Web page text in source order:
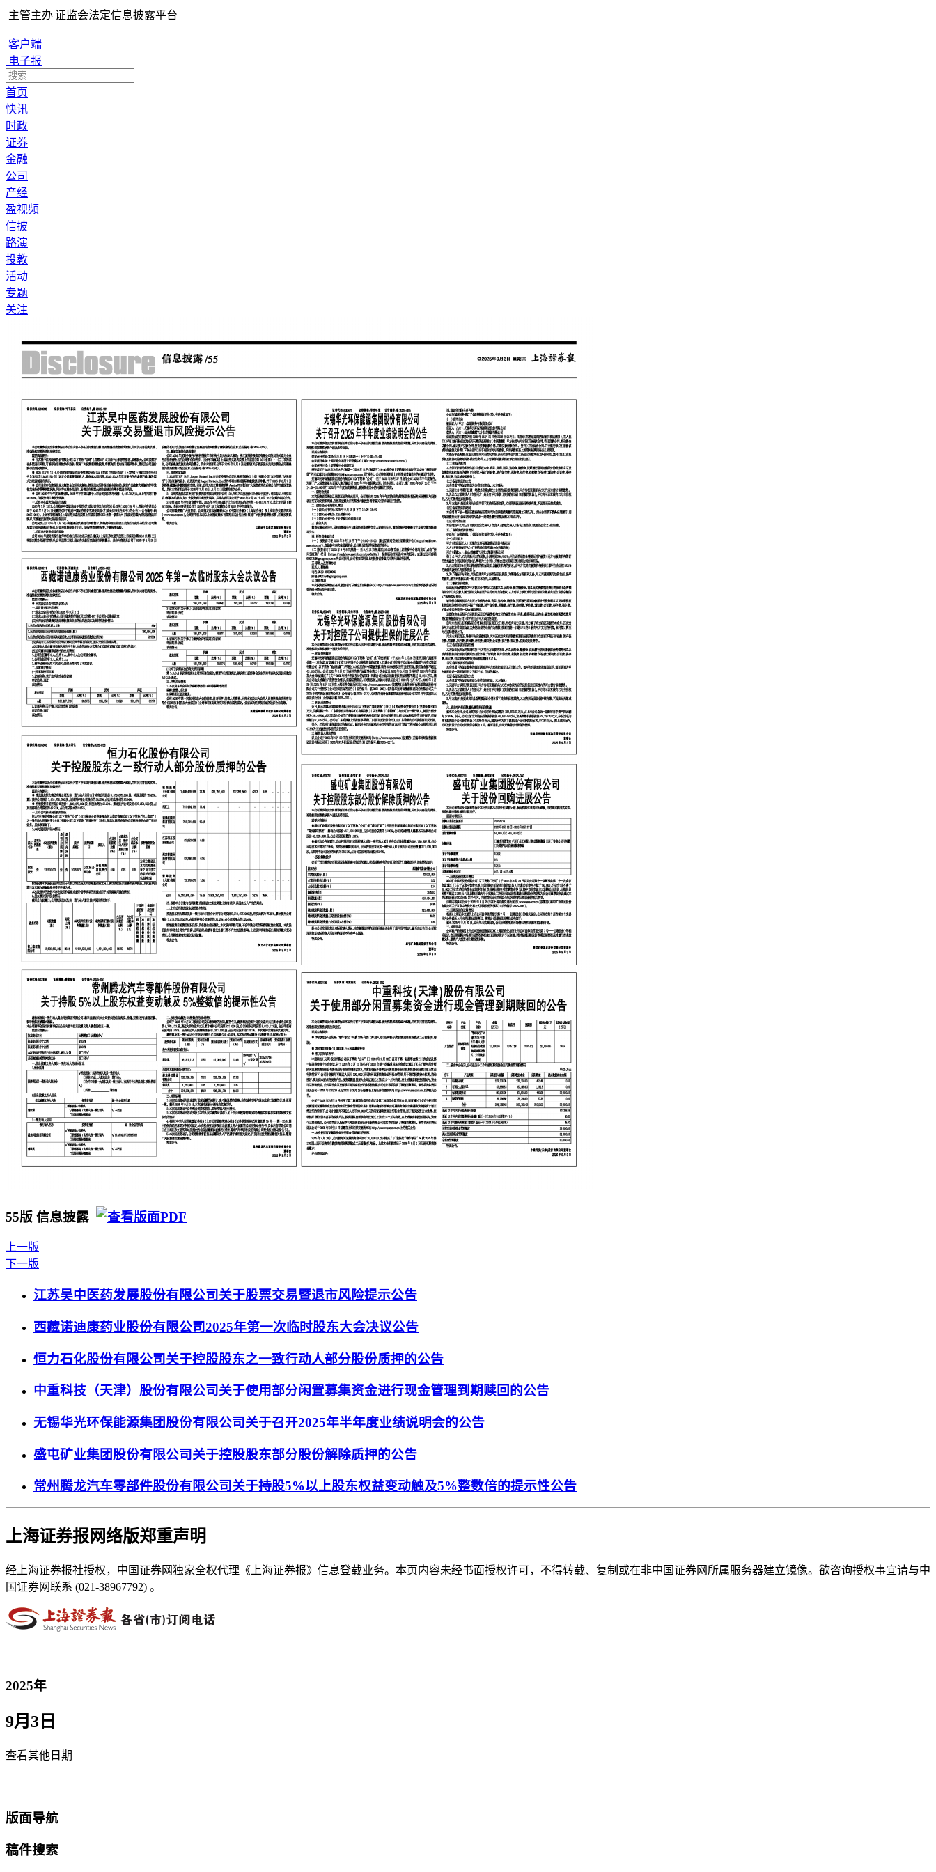
主管主办|证监会法定信息披露平台
客户端
电子报
首页
快讯
时政
证券
金融
公司
产经
盈视频
信披
路演
投教
活动
专题
关注
55版 信息披露
上一版
下一版
江苏吴中医药发展股份有限公司关于股票交易暨退市风险提示公告
西藏诺迪康药业股份有限公司2025年第一次临时股东大会决议公告
恒力石化股份有限公司关于控股股东之一致行动人部分股份质押的公告
中重科技（天津）股份有限公司关于使用部分闲置募集资金进行现金管理到期赎回的公告
无锡华光环保能源集团股份有限公司关于召开2025年半年度业绩说明会的公告
盛屯矿业集团股份有限公司关于控股股东部分股份解除质押的公告
常州腾龙汽车零部件股份有限公司关于持股5%以上股东权益变动触及5%整数倍的提示性公告
上海证券报网络版郑重声明
经上海证券报社授权，中国证券网独家全权代理《上海证券报》信息登载业务。本页内容未经书面授权许可，不得转载、复制或在非中国证券网所属服务器建立镜像。欲咨询授权事宜请与中
国证券网联系 (021-38967792) 。
2025年
9月3日
查看其他日期
版面导航
稿件搜索